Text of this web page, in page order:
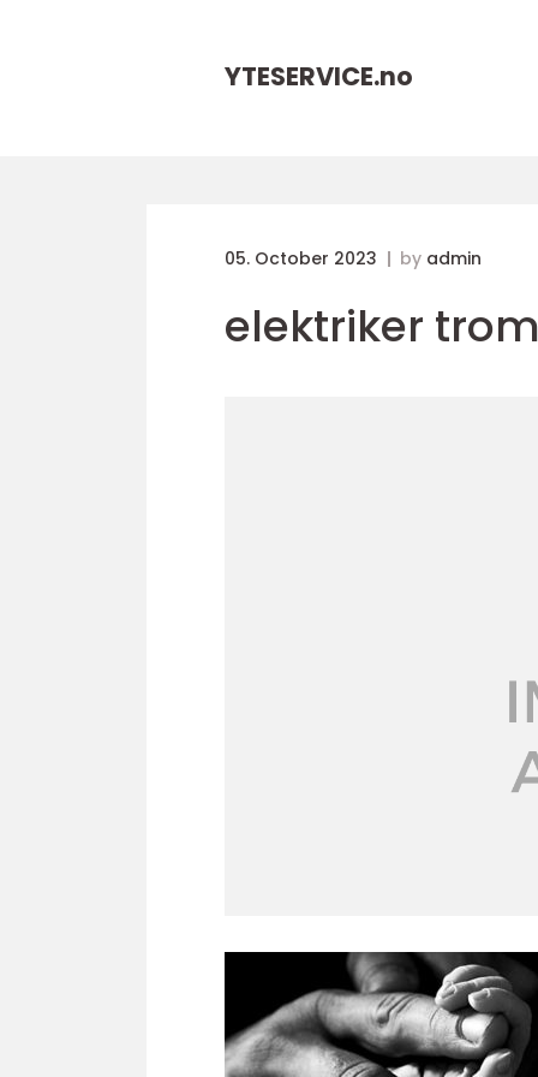
YTESERVICE.no
05. October 2023 by admin
elektriker